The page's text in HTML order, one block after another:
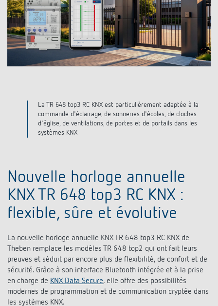
Contrôle du temps et de la lumière
Régulation de chauffage
Accessoires
Systèmes KNX
Système pour maison intelligente
Projecteur à LED
Commutation et variation fiables des LED
de Theben
Régulation de la température
Application de Theben
Télérupteur impulsionnel OKTO de Theben
Catalogues et prospectus
Commande de catalogue
Séminaires
BIM-Portail
Theben AG
Nouveautés
Coopérations
Design
Historique
Contact
Hotline
Recherche de produits
Médiathèque
Aide au Choix
La TR 648 top3 RC KNX est particulièrement adaptée à la
commande d'éclairage, de sonneries d'écoles, de cloches
d'église, de ventilations, de portes et de portails dans les
systèmes KNX
Nouvelle horloge annuelle
KNX TR 648 top3 RC KNX :
flexible, sûre et évolutive
La nouvelle horloge annuelle KNX TR 648 top3 RC KNX de
Theben remplace les modèles TR 648 top2 qui ont fait leurs
preuves et séduit par encore plus de flexibilité, de confort et de
sécurité. Grâce à son interface Bluetooth intégrée et à la prise
en charge de KNX Data Secure, elle offre des possibilités
modernes de programmation et de communication cryptée dans
les systèmes KNX.